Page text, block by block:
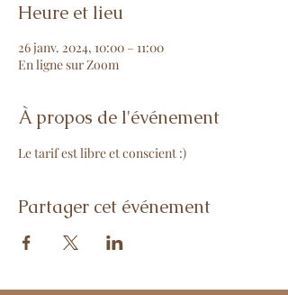
Heure et lieu
26 janv. 2024, 10:00 – 11:00
En ligne sur Zoom
À propos de l'événement
Le tarif est libre et conscient :)
Partager cet événement